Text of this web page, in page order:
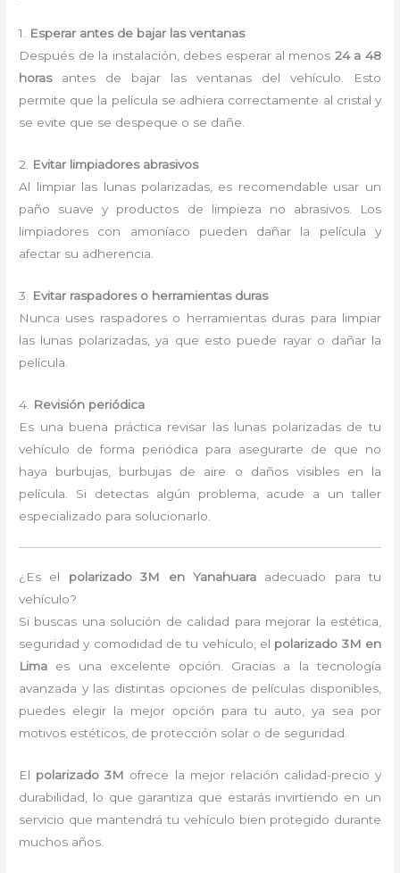
1. Esperar antes de bajar las ventanas
Después de la instalación, debes esperar al menos 24 a 48
horasantes de bajar las ventanas del vehículo. Esto
permite que la película se adhiera correctamente al cristal y
se evite que se despeque o se dañe.
2. Evitar limpiadores abrasivos
Al limpiar las lunas polarizadas, es recomendable usar un
paño suave y productos de limpieza no abrasivos. Los
limpiadores con amoníaco pueden dañar la película y
afectar su adherencia.
3.
Evitar raspadores o herramientas duras
Nunca uses raspadores o herramientas duras para limpiar
las lunas polarizadas, ya que esto puede rayar o dañar la
película.
4. Revisión periódica
Es una buena práctica revisar las lunas polarizadas de tu
vehículo de forma periódica para asegurarte de que no
haya burbujas, burbujas de aire o daños visibles en la
película. Si detectas algún problema, acude a un taller
especializado para solucionarlo.
¿Es el polarizado 3M en Yanahuaraadecuado para tu
vehículo?
Si buscas una solución de calidad para mejorar la estética,
seguridad y comodidad de tu vehículo, el polarizado 3M en
Lima es una excelente opción. Gracias a la tecnología
avanzada y las distintas opciones de películas disponibles,
puedes elegir la mejor opción para tu auto, ya sea por
motivos estéticos, de protección solar o de seguridad.
El polarizado 3M ofrece la mejor relación calidad-precio y
durabilidad, lo que garantiza que estarás invirtiendo en un
servicio que mantendrá tu vehículo bien protegido durante
muchos años.